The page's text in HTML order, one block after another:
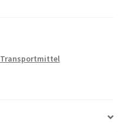
Transportmittel